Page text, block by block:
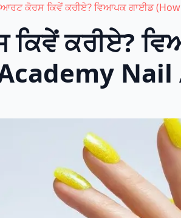
ਕੋਰਸ ਕਿਵੇਂ ਕਰੀਏ? ਵਿਆਪਕ ਗਾਈਡ (How
ਕਰੀਏ?
Nail